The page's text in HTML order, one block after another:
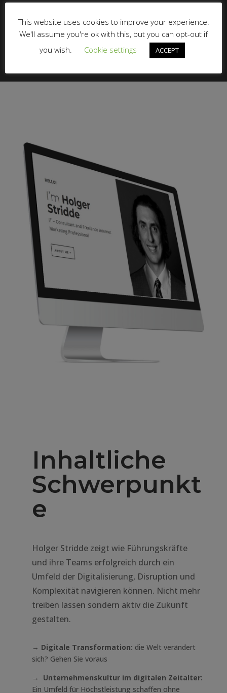
VIEW ALL
Inhaltliche
Schwerpunkt
e
Holger Stridde zeigt wie Führungskräfte
und ihre Teams erfolgreich durch ein
Umfeld der Digitalisierung, Disruption und
Komplexität navigieren können. Nicht mehr
treiben lassen sondern aktiv die Zukunft
gestalten.
→ Digitale Transformation: die Welt verändert
sich? Gehen Sie voraus
→ Unternehmenskultur im digitalen Zeitalter:
Ein Umfeld für Höchstleistung schaffen ohne
This website uses cookies to improve your experience.
We'll assume you're ok with this, but you can opt-out if
you wish.
Cookie settings ACCEPT